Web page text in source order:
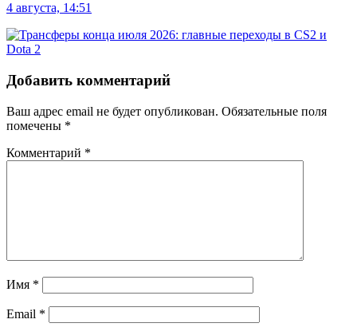
4 августа, 14:51
Добавить комментарий
Ваш адрес email не будет опубликован. Обязательные поля
помечены *
Комментарий *
Имя *
Email *